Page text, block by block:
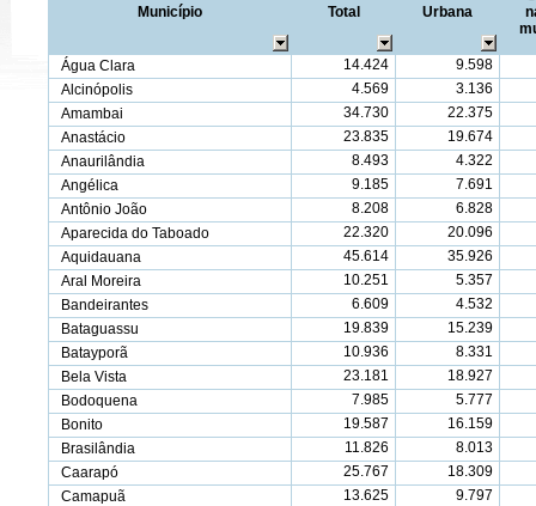
Município Total Urbana
Água Clara 14.424
9.598
Alcinópolis
4.569
3.136
Amambai
34.730
22.375
Anastácio
23.835
19.674
Anaurilândia
8.493
4.322
Angélica
9.185
7.691
Antônio João
8.208
6.828
Aparecida do Taboado
22.320
20.096
Aquidauana
45.614
35.926
Aral Moreira
10.251
5.357
Bandeirantes
6.609
4.532
Bataguassu
19.839
15.239
Batayporã
10.936
8.331
Bela Vista
23.181
18.927
Bodoquena
7.985
5.777
Bonito
19.587
16.159
Brasilândia
11.826
8.013
Caarapó
25.767
18.309
Camapuã
13.625
9.797